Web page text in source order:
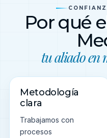
Por qué
tu aliado en
Metodología
clara
Trabajamos con
procesos